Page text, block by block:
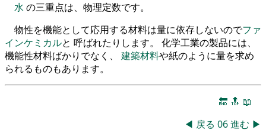
水 の三重点は、物理定数です。
物性を機能として応用する材料は量に依存しないのでファ
インケミカルと 呼ばれたりします。 化学工業の製品には、
機能性材料ばかりでなく、 建築材料や紙のように量を求め
られるものもあります。
🔚 🔝 📖
◀ 戻る 06進む ▶